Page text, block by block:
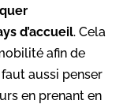
d’accueil. Cela
afin de
aussi penser
en prenant en